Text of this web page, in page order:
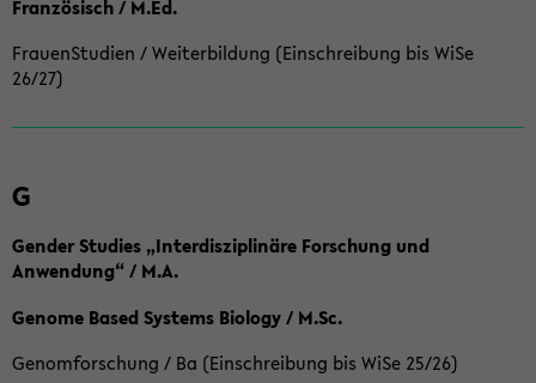
Französisch / M.Ed.
FrauenStudien / Weiterbildung (Einschreibung bis WiSe
26/27)
G
Gender Studies „Interdisziplinäre Forschung und
Anwendung“ / M.A.
Genome Based Systems Biology / M.Sc.
Genomforschung / Ba (Einschreibung bis WiSe 25/26)